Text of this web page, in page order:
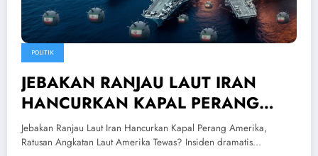
POLITIK
JEBAKAN RANJAU LAUT IRAN
HANCURKAN KAPAL PERANG
AMERIKA!? Ratusan Angkatan Laut
Amerika Tewas?
Jebakan Ranjau Laut Iran Hancurkan Kapal Perang Amerika,
Ratusan Angkatan Laut Amerika Tewas? Insiden dramatis…